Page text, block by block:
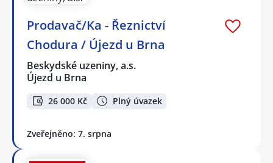
Prodavač/Ka - Řeznictví
Chodura / Újezd u Brna
Beskydské uzeniny, a.s.
Újezd u Brna
26 000 Kč Plný úvazek
Zveřejněno: 7. srpna